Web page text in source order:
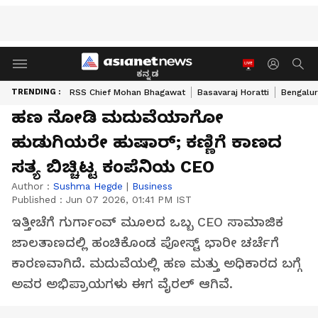
ಕನ್ನಡ
TRENDING : RSS Chief Mohan Bhagawat Basavaraj Horatti
ಹಣ ನೋಡಿ ಮದುವೆಯಾಗೋ
ಹುಡುಗಿಯರೇ ಹುಷಾರ್; ಕಣ್ಣಿಗೆ ಕಾಣದ
ಸತ್ಯ ಬಿಚ್ಚಿಟ್ಟ ಕಂಪೆನಿಯ CEO
Author : Sushma Hegde | Business
Published : Jun 07 2026, 01:41 PM IST
ಇತ್ತೀಚೆಗೆ ಗುರ್ಗಾಂವ್ ಮೂಲದ ಒಬ್ಬ CEO ಸಾಮಾಜಿಕ
ಜಾಲತಾಣದಲ್ಲಿ ಹಂಚಿಕೊಂಡ ಪೋಸ್ಟ್ ಭಾರೀ ಚರ್ಚೆಗೆ
ಕಾರಣವಾಗಿದೆ. ಮದುವೆಯಲ್ಲಿ ಹಣ ಮತ್ತು ಅಧಿಕಾರದ ಬಗ್ಗೆ
ಅವರ ಅಭಿಪ್ರಾಯಗಳು ಈಗ ವೈರಲ್ ಆಗಿವೆ.